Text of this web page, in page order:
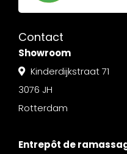
Contact
Showroom
Kinderdijkstraat 71
3076 JH
Rotterdam
Entrepôt de